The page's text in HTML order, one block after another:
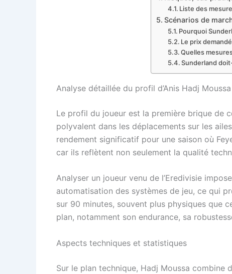
Liste des
Scénarios de
Pourquoi
Le prix
Quelles
Sunderland
Analyse détaillée du profil d’Anis Hadj
Le profil du joueur est la première brique de
polyvalent dans les déplacements sur les
rendement significatif pour une saison où
car ils reflètent non seulement la qualité
Analyser un joueur venu de l’Eredivisie
automatisation des systèmes de jeu, ce qui
sur 90 minutes, souvent plus physiques que
plan, notamment son endurance, sa
Aspects techniques et statistiques
Sur le plan technique, Hadj Moussa